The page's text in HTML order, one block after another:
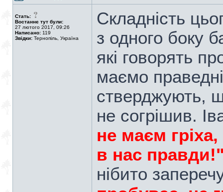
Стать:
Востаннє тут були:
27 лютого 2017, 09:26
Написано: 119
Звідки: Тернопіль, Україна
Складність
з одного боку
які говорять
маємо
стверджують,
не согрішив.
не маєм
в нас
нібито